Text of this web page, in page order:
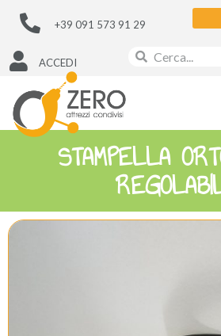
+39 091 573 91 29
ACCEDI
STAMPELLA